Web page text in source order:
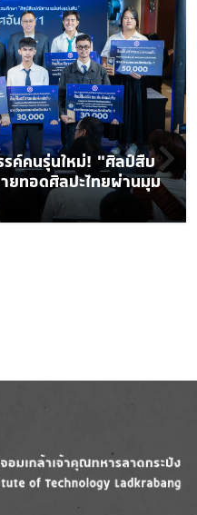
รค์คนรุ่นใหม่! “ศิลป์สืบ
ทอดศิลปะไทยผ่านมุม